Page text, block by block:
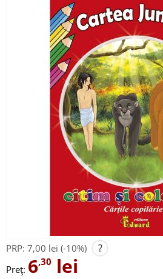
PRP: 7,00 lei (-10%) ?
Preț: 6,30 lei